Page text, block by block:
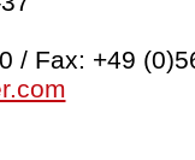
/ Fax: +49